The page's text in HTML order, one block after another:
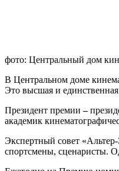
фото: Центральный дом
В Центральном доме
Это высшая и единственная
Президент премии–
академик
Экспертный совет
спортсмены, сценаристы.